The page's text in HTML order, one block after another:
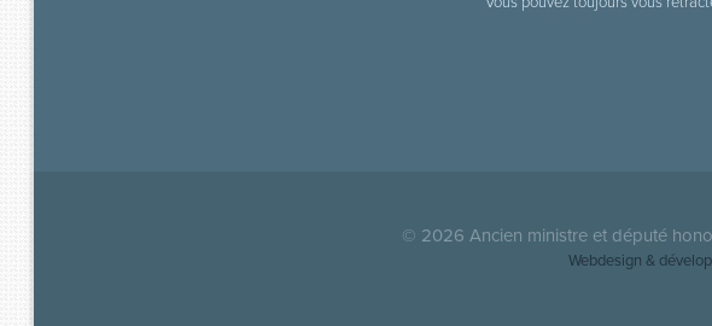
© 2026 Ancien ministre et député
Webdesign &